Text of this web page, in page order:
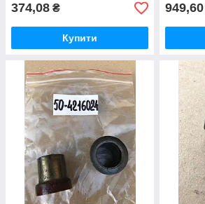
374,08 ₴
Купити
949,60